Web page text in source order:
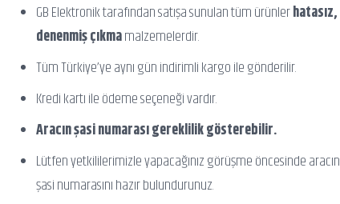
GB Elektronik tarafından satışa sunulan tüm ürünlerhatasız,
denenmiş çıkmamalzemelerdir.
Tüm Türkiye’ye aynı gün indirimli kargo ile gönderilir.
Kredi kartı ile ödeme seçeneği vardır.
Aracın şasi numarası gereklilik gösterebilir.
Lütfen yetkililerimizle yapacağınız görüşme öncesinde aracın
şasi numarasını hazır bulundurunuz.